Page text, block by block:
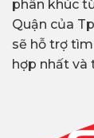
phân khúc
Quận của
sẽ hỗ trợ
hợp nhất và